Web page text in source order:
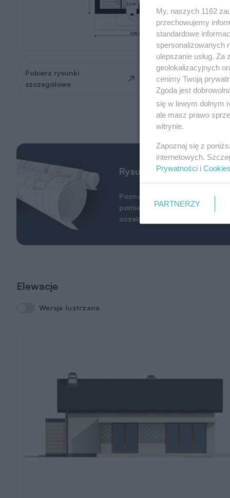
Pobierz rysunki
szczegółowe
Zapytaj o możliwość
zmian
Rysunki szczegółowe
Poznaj wymiary całego
pomieszczeń. Sprawdź, czy ten
oczekiwania.
Elewacje
Wersja lustrzana
Wersja lustrzana
My, naszych 1162
przechowujemy
standardowe
spersonalizowanych
ulepszanie usług.
geolokalizacyjnych
cenimy Twoją
Zgoda jest
się w lewym dolnym
ale masz prawo
witrynie.
Zapoznaj się z
internetowych.
Prywatności i Cookies
PARTNERZY